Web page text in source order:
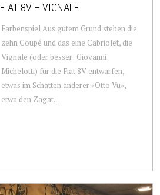
FIAT 8V – VIGNALE
Farbenspiel Aus gutem Grund stehen die
zehn Coupé und das eine Cabriolet, die
Vignale (oder besser: Giovanni
Michelotti) für die Fiat 8V entwarfen,
etwas im Schatten anderer «Otto Vu»,
etwa den Zagat...